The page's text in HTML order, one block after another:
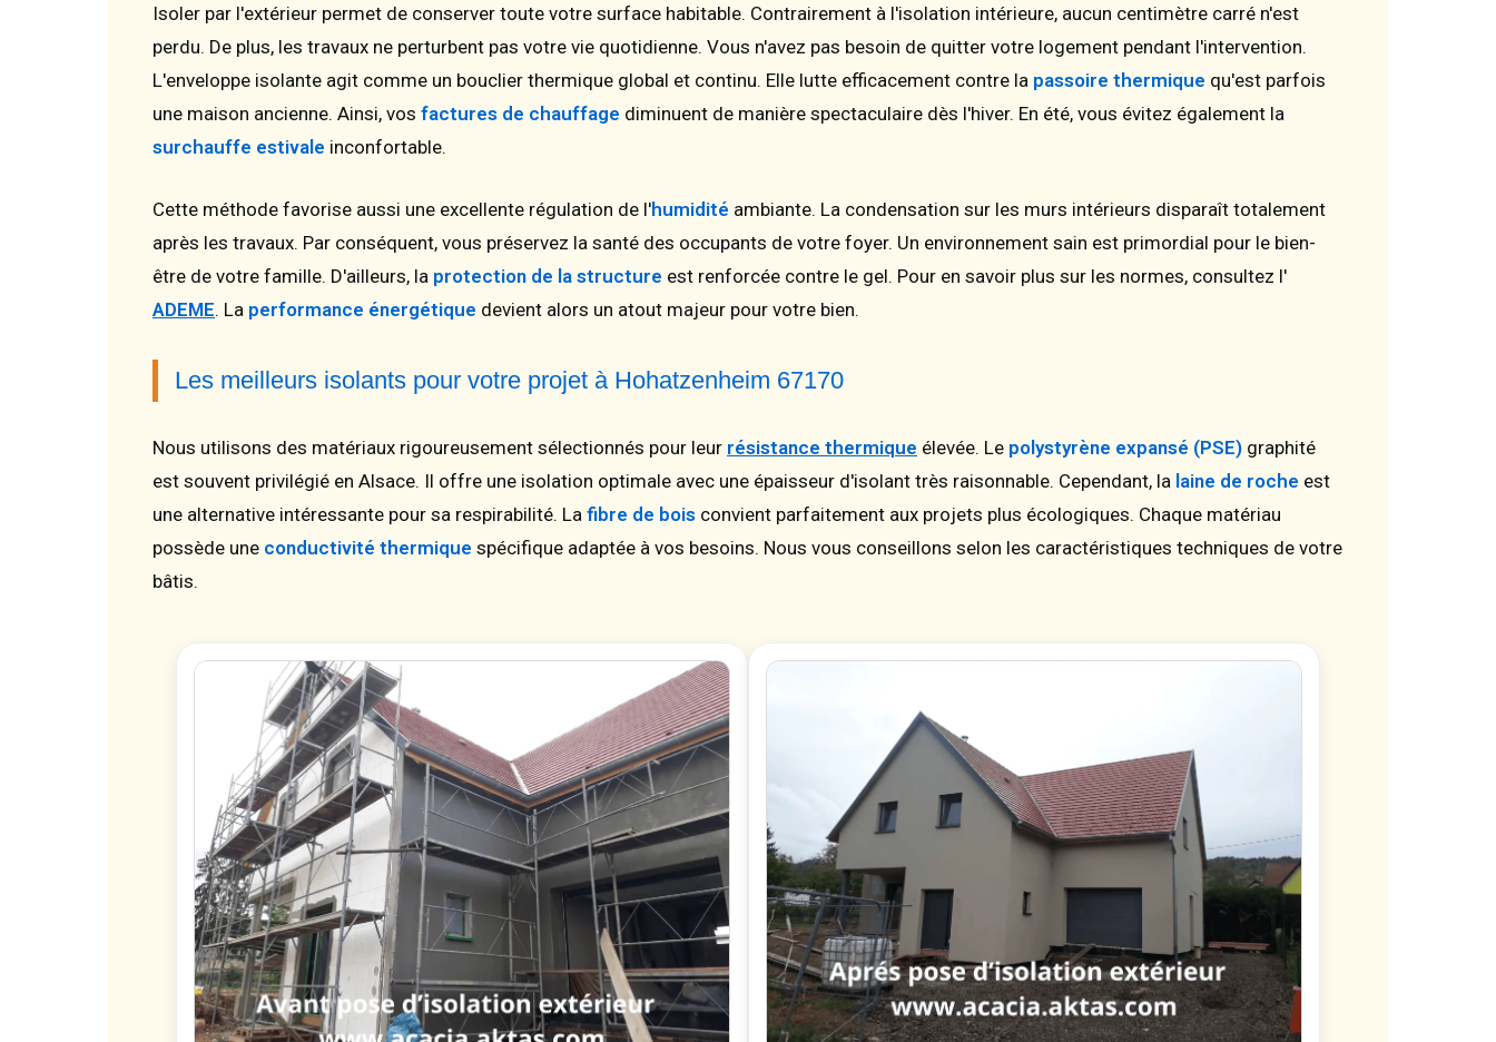
Isoler par l'extérieur permet de conserver toute votre surface habitable. Contrairement à l'isolation intérieure, aucun centimètre carré n'est
perdu. De plus, les travaux ne perturbent pas votre vie quotidienne. Vous n'avez pas besoin de quitter votre logement pendant l'intervention.
L'enveloppe isolante agit comme un bouclier thermique global et continu. Elle lutte efficacement contre la passoire thermique qu'est parfois
une maison ancienne. Ainsi, vos factures de chauffage diminuent de manière spectaculaire dès l'hiver. En été, vous évitez également la
surchauffe estivale inconfortable.
Cette méthode favorise aussi une excellente régulation de l'humidité ambiante. La condensation sur les murs intérieurs disparaît totalement
après les travaux. Par conséquent, vous préservez la santé des occupants de votre foyer. Un environnement sain est primordial pour le bien-
être de votre famille. D'ailleurs, la protection de la structure est renforcée contre le gel. Pour en savoir plus sur les normes, consultez l'
ADEME. La performance énergétique devient alors un atout majeur pour votre bien.
Les meilleurs isolants pour votre projet à Hohatzenheim 67170
Nous utilisons des matériaux rigoureusement sélectionnés pour leur résistance thermique élevée. Le polystyrène expansé (PSE) graphité
est souvent privilégié en Alsace. Il offre une isolation optimale avec une épaisseur d'isolant très raisonnable. Cependant, la laine de roche est
une alternative intéressante pour sa respirabilité. La fibre de bois convient parfaitement aux projets plus écologiques. Chaque matériau
possède une conductivité thermique spécifique adaptée à vos besoins. Nous vous conseillons selon les caractéristiques techniques de votre
bâtis.